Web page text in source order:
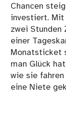
Chancen
investiert. Mit
zwei Stunden
einer
Monatsticket
man Glück
wie sie fahren
eine Niete